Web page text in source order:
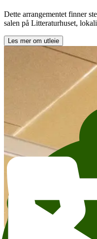
Dette arrangementet finner
salen på Litteraturhuset,
Les mer om utleie